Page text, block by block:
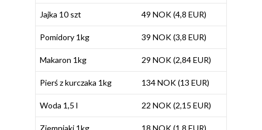
Jajka 10 szt 49 NOK (4,8 EUR)
Pomidory 1kg 39 NOK (3,8 EUR)
Makaron 1kg 29 NOK (2,84 EUR)
Pierś z kurczaka 1kg 134 NOK (13 EUR)
Woda 1,5 l 22 NOK (2,15 EUR)